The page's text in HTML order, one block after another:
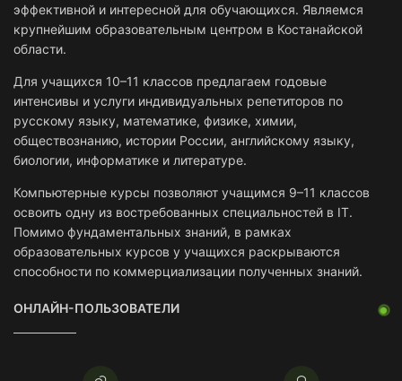
эффективной и интересной для обучающихся. Являемся
крупнейшим образовательным центром в Костанайской
области.
Для учащихся 10–11 классов предлагаем годовые
интенсивы и услуги индивидуальных репетиторов по
русскому языку, математике, физике, химии,
обществознанию, истории России, английскому языку,
биологии, информатике и литературе.
Компьютерные курсы позволяют учащимся 9–11 классов
освоить одну из востребованных специальностей в IT.
Помимо фундаментальных знаний, в рамках
образовательных курсов у учащихся раскрываются
способности по коммерциализации полученных знаний.
ОНЛАЙН-ПОЛЬЗОВАТЕЛИ